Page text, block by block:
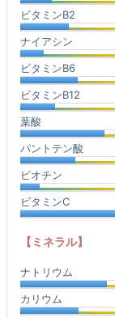
ビタミンB2
ナイアシン
ビタミンB6
ビタミンB12
葉酸
パントテン酸
ビオチン
ビタミンC
【ミネラル】
ナトリウム
カリウム